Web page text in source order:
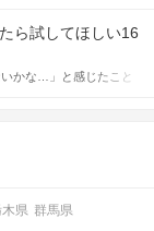
介していきます。
とお困りの男性もいら
今回は、男性から女性へ
介します。例文も混じ
ださい。
ら試してほしい16
かな…」と感じたこと
まさに楽しいことを探し
県 群馬県